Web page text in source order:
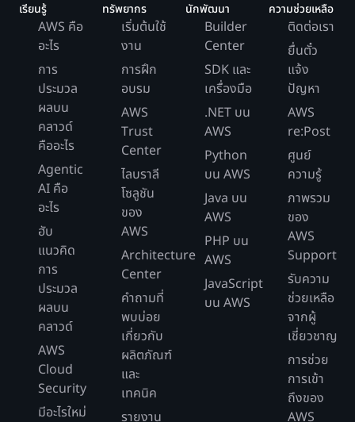
เรียนรู้
AWS คือ
อะไร
การ
ประมวล
ผลบน
คลาวด์
คืออะไร
Agentic
AI คือ
อะไร
ฮับ
แนวคิด
การ
ประมวล
ผลบน
คลาวด์
AWS
Cloud
Security
มีอะไรใหม่
ทรัพยากร
เริ่มต้นใช้
งาน
การฝึก
อบรม
AWS
Trust
Center
ไลบราลี
โซลูชัน
ของ
AWS
Architecture
Center
คำถามที่
พบบ่อย
เกี่ยวกับ
ผลิตภัณฑ์
และ
เทคนิค
รายงาน
นักพัฒนา
Builder
Center
SDK และ
เครื่องมือ
.NET บน
AWS
Python
บน AWS
Java บน
AWS
PHP บน
AWS
JavaScript
บน AWS
ความช่วยเหลือ
ติดต่อเรา
ยื่นตั๋ว
แจ้ง
ปัญหา
AWS
re:Post
ศูนย์
ความรู้
ภาพรวม
ของ
AWS
Support
รับความ
ช่วยเหลือ
จากผู้
เชี่ยวชาญ
การช่วย
การเข้า
ถึงของ
AWS